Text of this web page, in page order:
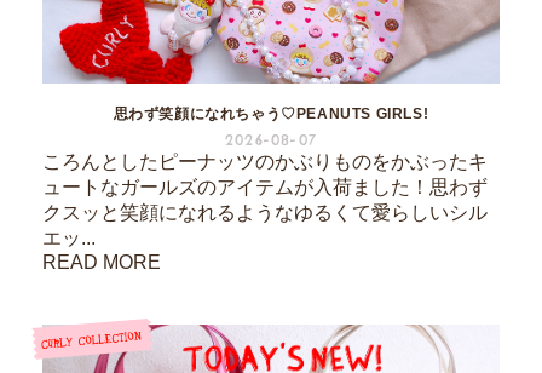
思わず笑顔になれちゃう♡PEANUTS GIRLS!
2026-08-07
ころんとしたピーナッツのかぶりものをかぶったキ
ュートなガールズのアイテムが入荷ました！思わず
クスッと笑顔になれるようなゆるくて愛らしいシル
エッ...
READ MORE